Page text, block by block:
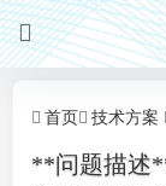
首页 技术方案
**问题描述